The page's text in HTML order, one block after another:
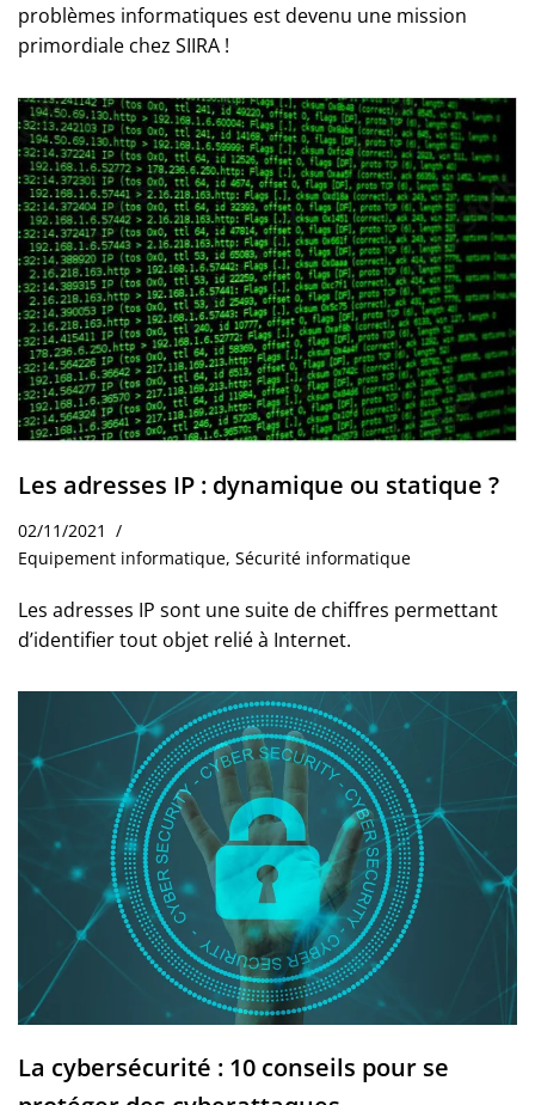
problèmes informatiques est devenu une mission
primordiale chez SIIRA !
Les adresses IP : dynamique ou statique ?
02/11/2021
Equipement informatique, Sécurité informatique
Les adresses IP sont une suite de chiffres permettant
d’identifier tout objet relié à Internet.
La cybersécurité : 10 conseils pour se